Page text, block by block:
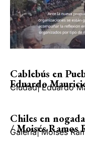
Cablebús en
Eduardo
Ciudad| Eduardo
Chiles en
/ Moisés Ramos
Galería| Moisés